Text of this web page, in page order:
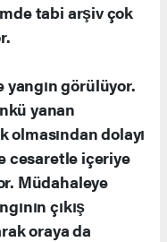
tabi arşiv çok
görülüyor.
yanan
dolayı
cesaretle içeriye
Müdahaleye
çıkış
oraya da